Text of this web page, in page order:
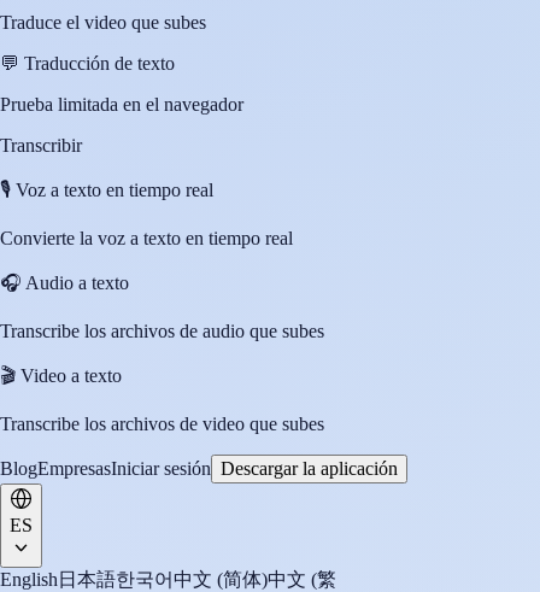
Traduce el video que subes
💬 Traducción de texto
Prueba limitada en el navegador
Transcribir
🎙️ Voz a texto en tiempo real
Convierte la voz a texto en tiempo real
🎧 Audio a texto
Transcribe los archivos de audio que subes
🎬 Video a texto
Transcribe los archivos de video que subes
BlogEmpresasIniciar sesión Descargar la aplicación
ES
English 日本語한국어中文 (简体)中文 (繁